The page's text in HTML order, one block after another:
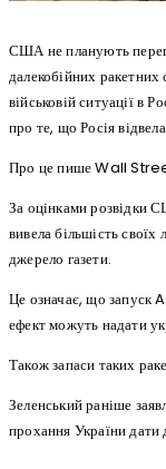
США не планують
далекобійних
військовій ситуації в
про те, що Росія
Про це пише Wall
За оцінками розвідки
вивела більшість своїх
джерело газети.
Це означає, що запуск
ефект можуть надати
Також запаси таких
Зеленський раніше
прохання України дати